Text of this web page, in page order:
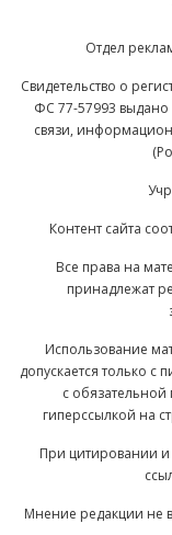
Отдел
Свидетельство о
ФС 77-57993
связи,
Контент сайта
Все права на
принадлежат
Использование
допускается только
с
гиперссылкой на
При цитировании
Мнение редакции не